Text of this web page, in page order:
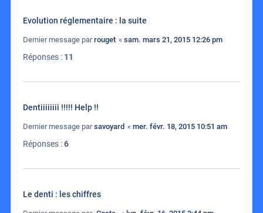
Evolution réglementaire : la suite
Dernier message parrouget « sam. mars 21, 2015 12:26 pm
Réponses : 11
Dentiiiiiiii !!!!! Help !!
Dernier message parsavoyard « mer. févr. 18, 2015 10:51 am
Réponses :6
Le denti : les chiffres